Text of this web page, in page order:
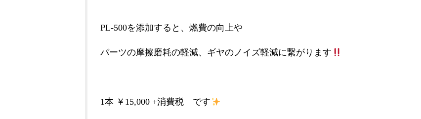
PL-500を添加すると、燃費の向上や
パーツの摩擦磨耗の軽減、ギヤのノイズ軽減に繋がります
1本 ￥15,000 +消費税 です